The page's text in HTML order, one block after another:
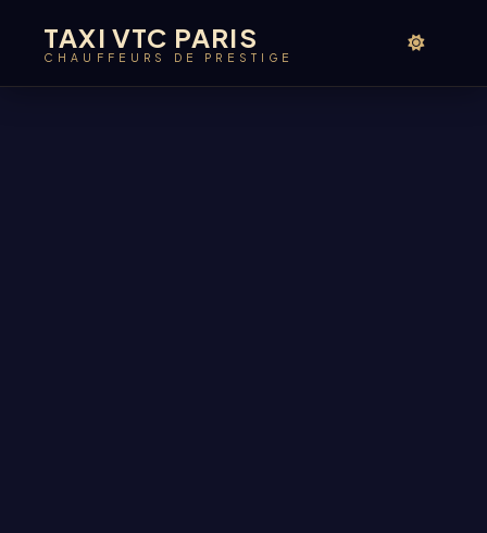
TAXI VTC PARIS
CHAUFFEURS DE PRESTIGE